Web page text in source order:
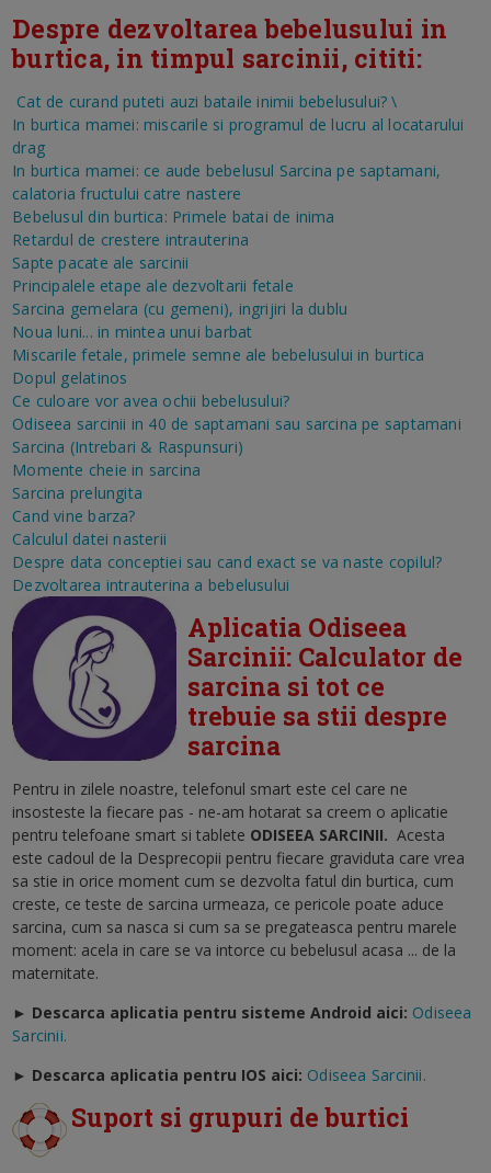
Despre dezvoltarea bebelusului in
burtica, in timpul sarcinii, cititi:
Cat de curand puteti auzi bataile inimii bebelusului? \
In burtica mamei: miscarile si programul de lucru al locatarului
drag
In burtica mamei: ce aude bebelusul Sarcina pe saptamani,
calatoria fructului catre nastere
Bebelusul din burtica: Primele batai de inima
Retardul de crestere intrauterina
Sapte pacate ale sarcinii
Principalele etape ale dezvoltarii fetale
Sarcina gemelara (cu gemeni), ingrijiri la dublu
Noua luni... in mintea unui barbat
Miscarile fetale, primele semne ale bebelusului in burtica
Dopul gelatinos
Ce culoare vor avea ochii bebelusului?
Odiseea sarcinii in 40 de saptamani sau sarcina pe saptamani
Sarcina (Intrebari & Raspunsuri)
Momente cheie in sarcina
Sarcina prelungita
Cand vine barza?
Calculul datei nasterii
Despre data conceptiei sau cand exact se va naste copilul?
Dezvoltarea intrauterina a bebelusului
Aplicatia Odiseea
Sarcinii: Calculator de
sarcina si tot ce
trebuie sa stii despre
sarcina
Pentru in zilele noastre, telefonul smart este cel care ne
insosteste la fiecare pas - ne-am hotarat sa creem o aplicatie
pentru telefoane smart si tablete ODISEEA SARCINII. Acesta
este cadoul de la Desprecopii pentru fiecare graviduta care vrea
sa stie in orice moment cum se dezvolta fatul din burtica, cum
creste, ce teste de sarcina urmeaza, ce pericole poate aduce
sarcina, cum sa nasca si cum sa se pregateasca pentru marele
moment: acela in care se va intorce cu bebelusul acasa ... de la
maternitate.
► Descarca aplicatia pentru sisteme Android aici: Odiseea
Sarcinii.
► Descarca aplicatia pentru IOS aici: Odiseea Sarcinii.
Suport si grupuri de burtici